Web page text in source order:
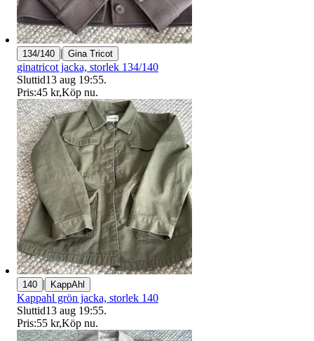
134/140 | Gina Tricot
ginatricot jacka, storlek 134/140
Sluttid13 aug 19:55.
Pris:45 kr,Köp nu.
140 | KappAhl
Kappahl grön jacka, storlek 140
Sluttid13 aug 19:55.
Pris:55 kr,Köp nu.